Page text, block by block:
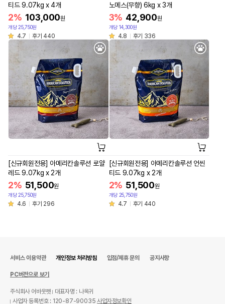
티드 9.07kg x 4개
2% 103,000원
개당 25,750원
4.7 후기 440
노메스(무향) 6kg x 3개
3% 42,900원
개당 14,300원
4.8 후기 336
[신규회원전용] 아메리칸솔루션 로얄
레드 9.07kg x 2개
2% 51,500원
개당 25,750원
4.6 후기 296
[신규회원전용] 아메리칸솔루션 언씬
티드 9.07kg x 2개
2% 51,500원
개당 25,750원
4.7 후기 440
서비스 이용약관 개인정보 처리방침 입점/제휴 문의 공지사항
PC버전으로 보기
주식회사 어바웃펫
대표자명 : 나옥귀
사업자 등록번호 : 120-87-90035사업자정보확인